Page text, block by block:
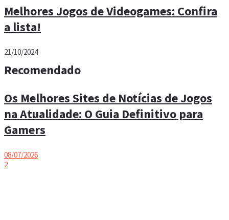
Melhores Jogos de Videogames: Confira
a lista!
21/10/2024
Recomendado
Os Melhores Sites de Notícias de Jogos
na Atualidade: O Guia Definitivo para
Gamers
08/07/2026
2